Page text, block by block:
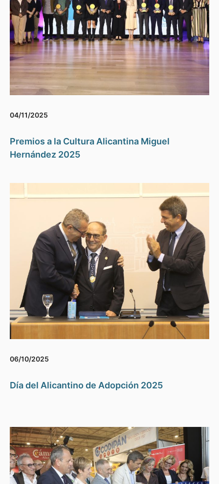
04/11/2025
Premios a la Cultura Alicantina Miguel
Hernández 2025
06/10/2025
Día del Alicantino de Adopción 2025